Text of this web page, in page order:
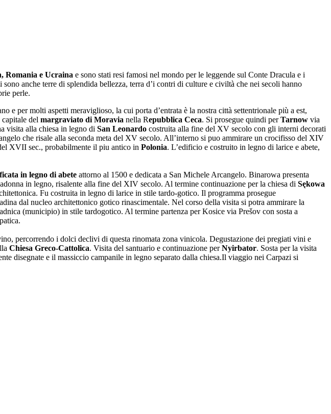
Romania e Ucraina e sono stati resi famosi nel mondo per le leggende sul Conte Dracula e i
anche terre di splendida bellezza, terra d’i contri di culture e civiltà che nei secoli hanno
perle.
e per molti aspetti meraviglioso, la cui porta d’entrata è la nostra città settentrionale più a est,
capitale del margraviato di Moravia nella Repubblica Ceca. Si prosegue quindi perTarnow via
visita alla chiesa in legno di San Leonardo costruita alla fine del XV secolo con gli interni decorati
che risale alla seconda meta del XV secolo. All’interno si puo ammirare un crocifisso del XIV
XVII sec., probabilmente il piu antico in Polonia. L’edificio e costruito in legno di larice e abete,
in legno di abete attorno al 1500 e dedicata a San Michele Arcangelo. Binarowa presenta
in legno, risalente alla fine del XIV secolo. Al termine continuazione per la chiesa di Sękowa
Fu costruita in legno di larice in stile tardo-gotico. Il programma prosegue
dal nucleo architettonico gotico rinascimentale. Nel corso della visita si potra ammirare la
(municipio) in stile tardogotico. Al termine partenza per Kosice via Prešov con sosta a
percorrendo i dolci declivi di questa rinomata zona vinicola. Degustazione dei pregiati vini e
Chiesa Greco-Cattolica. Visita del santuario e continuazione perNyirbator. Sosta per la visita
disegnate e il massiccio campanile in legno separato dalla chiesa.Il viaggio nei Carpazi si